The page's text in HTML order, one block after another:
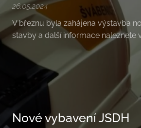
26.05.2024
V březnu byla zahájena výstavba
stavby a další informace naleznete
Nové vybavení JSDH